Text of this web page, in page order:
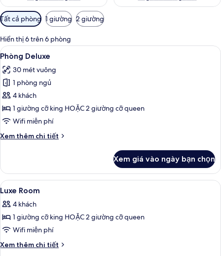
Bộ
lọc
có
thể
dùng
để
lọc
tìm
phòng
Tất cả phòng 1 giường 2 giường
Hiển thị 6 trên 6 phòng
Xem
tất
cả
ảnh
Phòng
Deluxe
Phòng Deluxe | Bộ đồ giường cao
5
Phòng Deluxe
30 mét vuông
1 phòng ngủ
4 khách
1 giường cỡ king HOẶC 2 giường cỡ queen
Wifi miễn phí
Xem thêm chi tiết
Chi
Phòng
Deluxe
Xem giá vào ngày bạn chọn
Xem
tất
cả
ảnh
Luxe
Room
Bộ đồ giường cao cấp, két bảo mật
3
Luxe Room
4 khách
1 giường cỡ king HOẶC 2 giường cỡ queen
Wifi miễn phí
Xem thêm chi tiết
Chi